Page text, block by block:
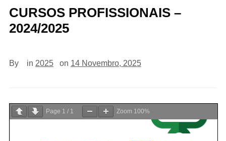
CURSOS PROFISSIONAIS –
2024/2025
By in 2025 on 14 Novembro, 2025
Page 1 / 1 Zoom 100%